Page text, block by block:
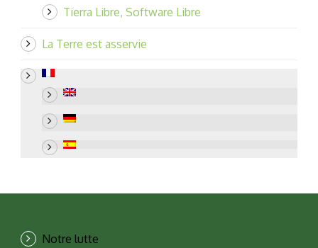
Tierra Libre, Software Libre
La Terre est asservie
Notre lutte